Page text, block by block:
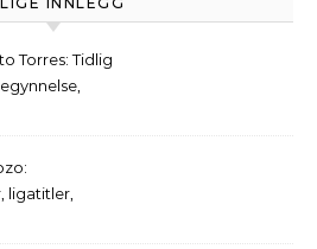
Torres: Tidlig
ligatitler,